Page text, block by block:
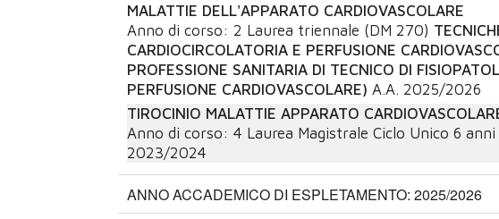
MALATTIE DELL'APPARATO CARDIOVASCOLARE
Anno di corso: 2 Laurea triennale (DM 270)
CARDIOCIRCOLATORIA E PERFUSIONE
PROFESSIONE SANITARIA DI TECNICO DI
PERFUSIONE CARDIOVASCOLARE) A.A. 2025/2026
TIROCINIO MALATTIE APPARATO
Anno di corso: 4 Laurea Magistrale Ciclo Unico 6 anni
2023/2024
ANNO ACCADEMICO DI ESPLETAMENTO: 2025/2026